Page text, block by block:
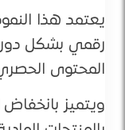
يعتمد هذا
رقمي بشكل
المحتوى
ويتميز بانخفاض